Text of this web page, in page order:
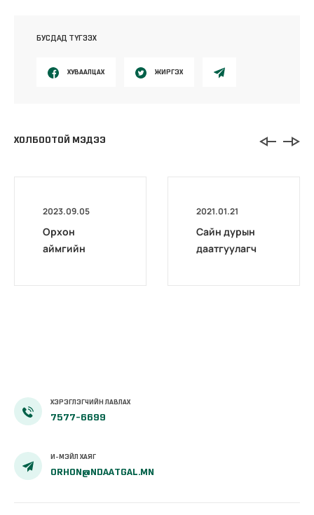
БУСДАД ТҮГЭЭХ
ХУВААЛЦАХ ЖИРГЭХ
ХОЛБООТОЙ МЭДЭЭ
2023.09.05
Орхон
аймгийн
2021.01.21
Сайн дурын
даатгуулагч
ХЭРЭГЛЭГЧИЙН ЛАВЛАХ
7577-6699
И-МЭЙЛ ХАЯГ
ORHON@NDAATGAL.MN